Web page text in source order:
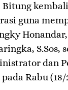
Bitung kembali
guna
Honandar,
S.Sos,
dan
Rabu (18/